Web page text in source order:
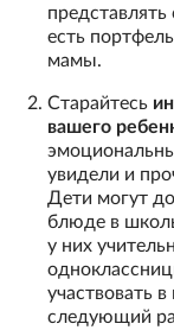
есть
мамы.
Старайтесь
вашего
увидели и
Дети могут
блюде в
у них
участвовать
следующий